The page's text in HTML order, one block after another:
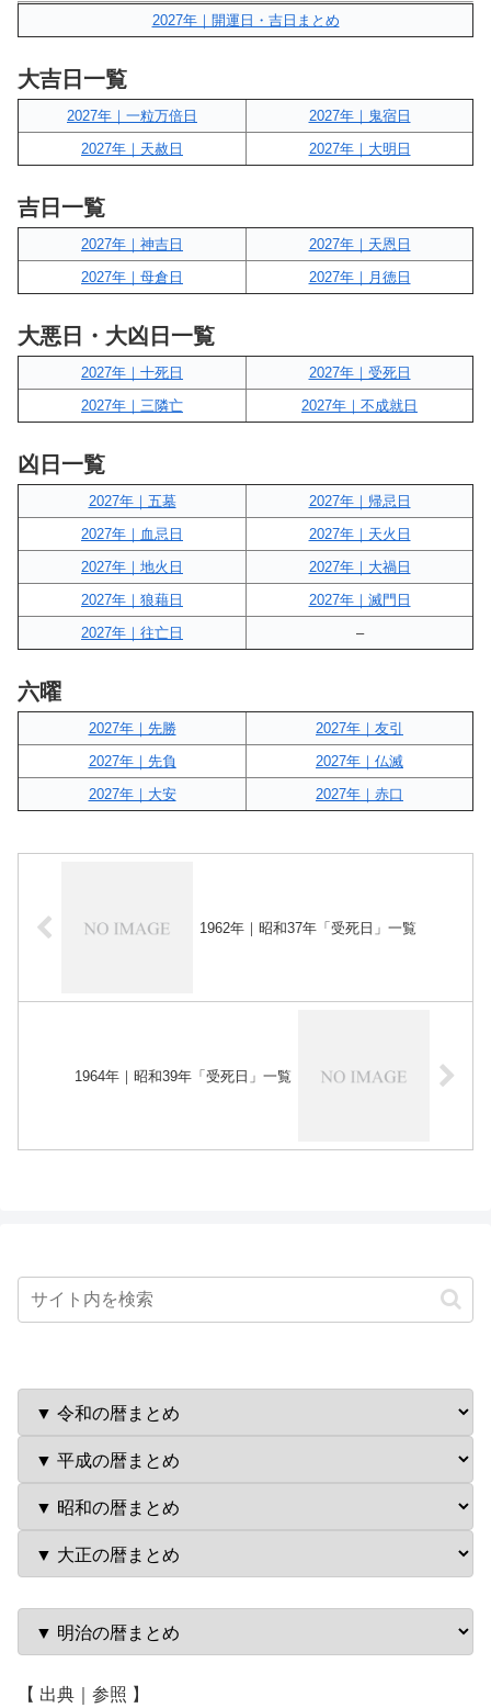
2027年｜開運日・吉日まとめ
大吉日一覧
2027年｜一粒万倍日
2027年｜鬼宿日
2027年｜天赦日
2027年｜大明日
吉日一覧
2027年｜神吉日
2027年｜天恩日
2027年｜母倉日
2027年｜月徳日
大悪日・大凶日一覧
2027年｜十死日
2027年｜受死日
2027年｜三隣亡
2027年｜不成就日
凶日一覧
2027年｜五墓
2027年｜帰忌日
2027年｜血忌日
2027年｜天火日
2027年｜地火日
2027年｜大禍日
2027年｜狼藉日
2027年｜滅門日
2027年｜往亡日
–
六曜
2027年｜先勝
2027年｜友引
2027年｜先負
2027年｜仏滅
2027年｜大安
2027年｜赤口
1962年｜昭和37年「受死日」一覧
1964年｜昭和39年「受死日」一覧
【 出典｜参照 】